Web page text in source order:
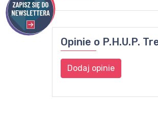
Opinie o P.H.U.P.
Dodaj opinie